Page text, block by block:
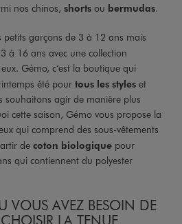
nos chinos, shortsou bermudas.
petits garçons de 3 à 12 ans mais
à 16 ans avec une collection
Gémo, c’est la boutique qui
été pour tous les styleset
agir de manière plus
cette saison, Gémo vous propose la
qui comprend des sous-vêtements
de coton biologiquepour
qui contiennent du polyester
VOUS AVEZ BESOIN DE
LA TENUE